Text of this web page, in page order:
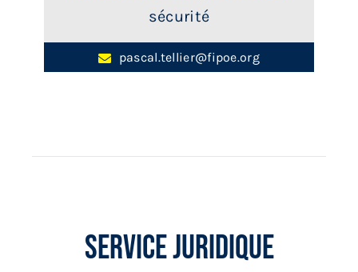
sécurité
pascal.tellier@fipoe.org
Service juridique